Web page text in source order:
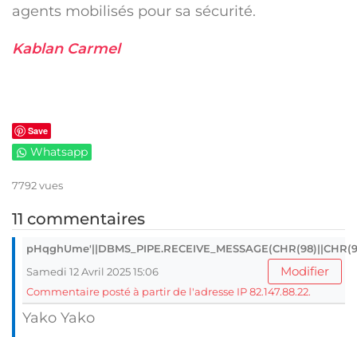
agents mobilisés pour sa sécurité.
Kablan Carmel
Save
Whatsapp
7792 vues
11 commentaires
Samedi 12 Avril 2025 15:06
Modifier
Commentaire posté à partir de l'adresse IP 82.147.88.22.
Yako Yako